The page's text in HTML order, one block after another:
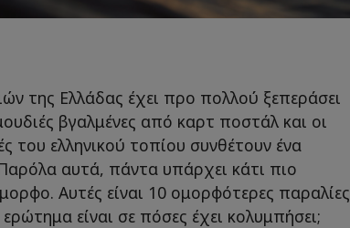
της Ελλάδας έχει προ πολλού ξεπεράσει
βγαλμένες από καρτ ποστάλ και οι
του ελληνικού τοπίου συνθέτουν ένα
αυτά, πάντα υπάρχει κάτι πιο
Αυτές είναι 10 ομορφότερες παραλίες
είναι σε πόσες έχει κολυμπήσει;